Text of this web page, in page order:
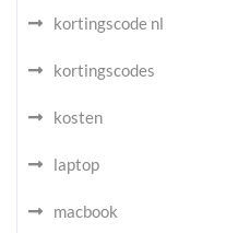
kortingscode nl
kortingscodes
kosten
laptop
macbook